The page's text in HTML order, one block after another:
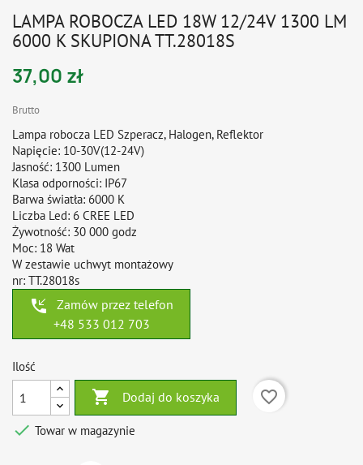
LAMPA ROBOCZA LED 18W 12/24V 1300 LM
6000 K SKUPIONA TT.28018S
37,00 zł
Brutto
Lampa robocza LED Szperacz, Halogen, Reflektor
Napięcie: 10-30V(12-24V)
Jasność: 1300 Lumen
Klasa odporności: IP67
Barwa światła: 6000 K
Liczba Led: 6 CREE LED
Żywotność: 30 000 godz
Moc: 18 Wat
W zestawie uchwyt montażowy
nr: TT.28018s
phone_callback
Zamów przez telefon
+48 533 012 703
Ilość
 Dodaj do koszyka
favorite_border
 Towar w magazynie